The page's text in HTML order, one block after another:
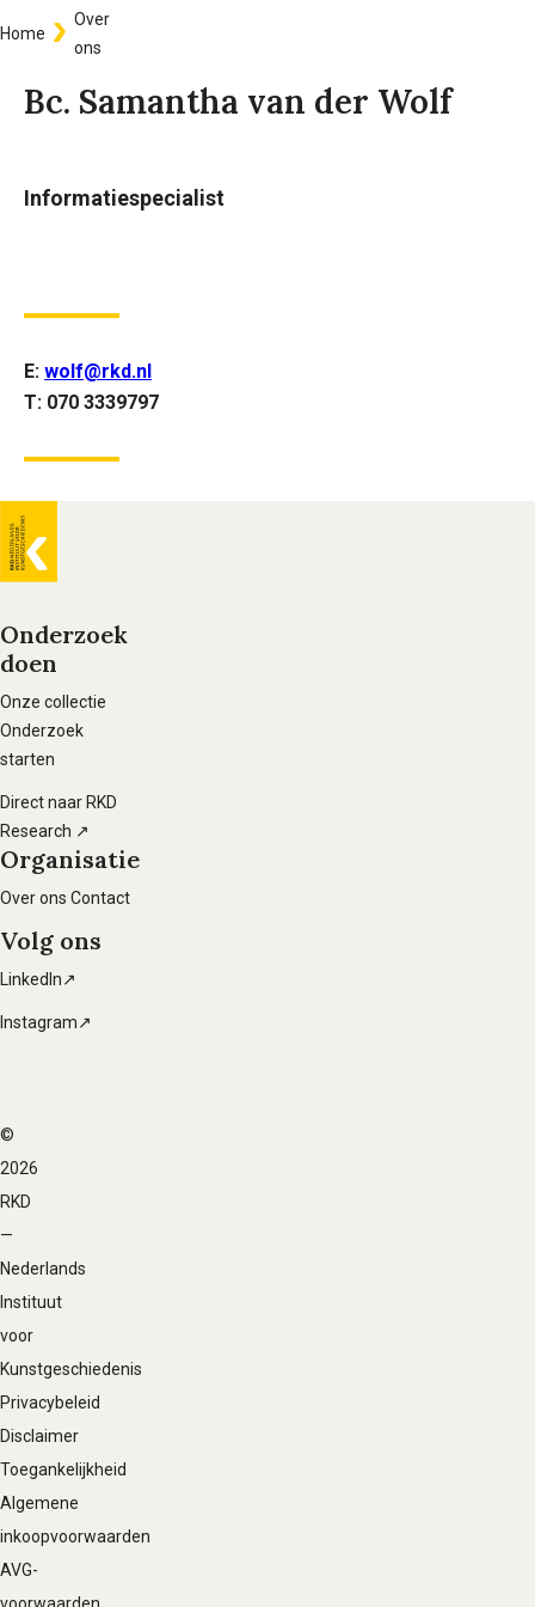
Kruimelpad
Home
Over
ons
Bc. Samantha van der Wolf
Informatiespecialist
E: wolf@rkd.nl
T: 070 3339797
Algemene
Voet
hoofdnavigatie
Onderzoek
doen
Onze collectie
Onderzoek
starten
Direct naar RKD
Research ↗
Organisatie
Over ons Contact
Volg ons
LinkedIn↗
Instagram↗
Voet
navigatie
©
2026
RKD
—
Nederlands
Instituut
voor
Kunstgeschiedenis
Privacybeleid
Disclaimer
Toegankelijkheid
Algemene
inkoopvoorwaarden
AVG-